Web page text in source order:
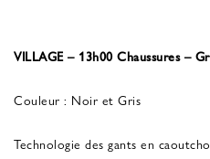
VILLAGE – 13h00 Chaussures –
Couleur : Noir et Gris
Technologie des gants en